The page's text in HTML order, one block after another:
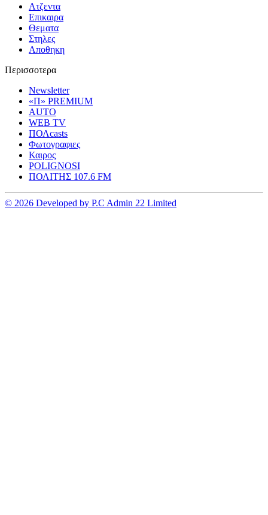
Ατζεντα
Επικαιρα
Θεματα
Στηλες
Αποθηκη
Περισσοτερα
Newsletter
«Π» PREMIUM
AUTO
WEB TV
ΠΟΛcasts
Φωτογραφιες
Καιρος
POLIGNOSI
ΠΟΛΙΤΗΣ 107.6 FM
© 2026 Developed by P.C Admin 22 Limited